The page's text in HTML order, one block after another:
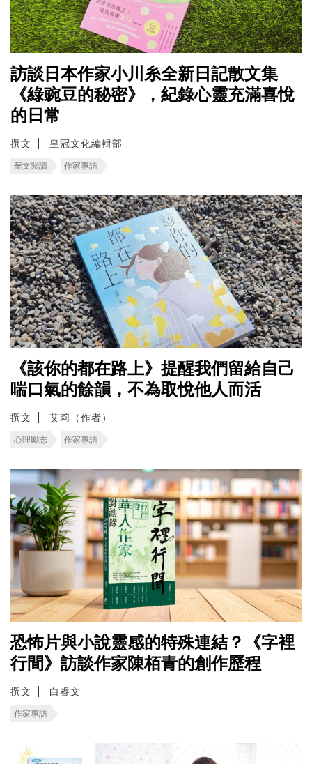
訪談日本作家小川糸全新日記散文集
《綠豌豆的秘密》，紀錄心靈充滿喜悅
的日常
撰文 皇冠文化編輯部
華文閱讀 作家專訪
《該你的都在路上》提醒我們留給自己
喘口氣的餘韻，不為取悅他人而活
撰文 艾莉（作者）
心理勵志 作家專訪
恐怖片與小說靈感的特殊連結？《字裡
行間》訪談作家陳栢青的創作歷程
撰文 白睿文
作家專訪